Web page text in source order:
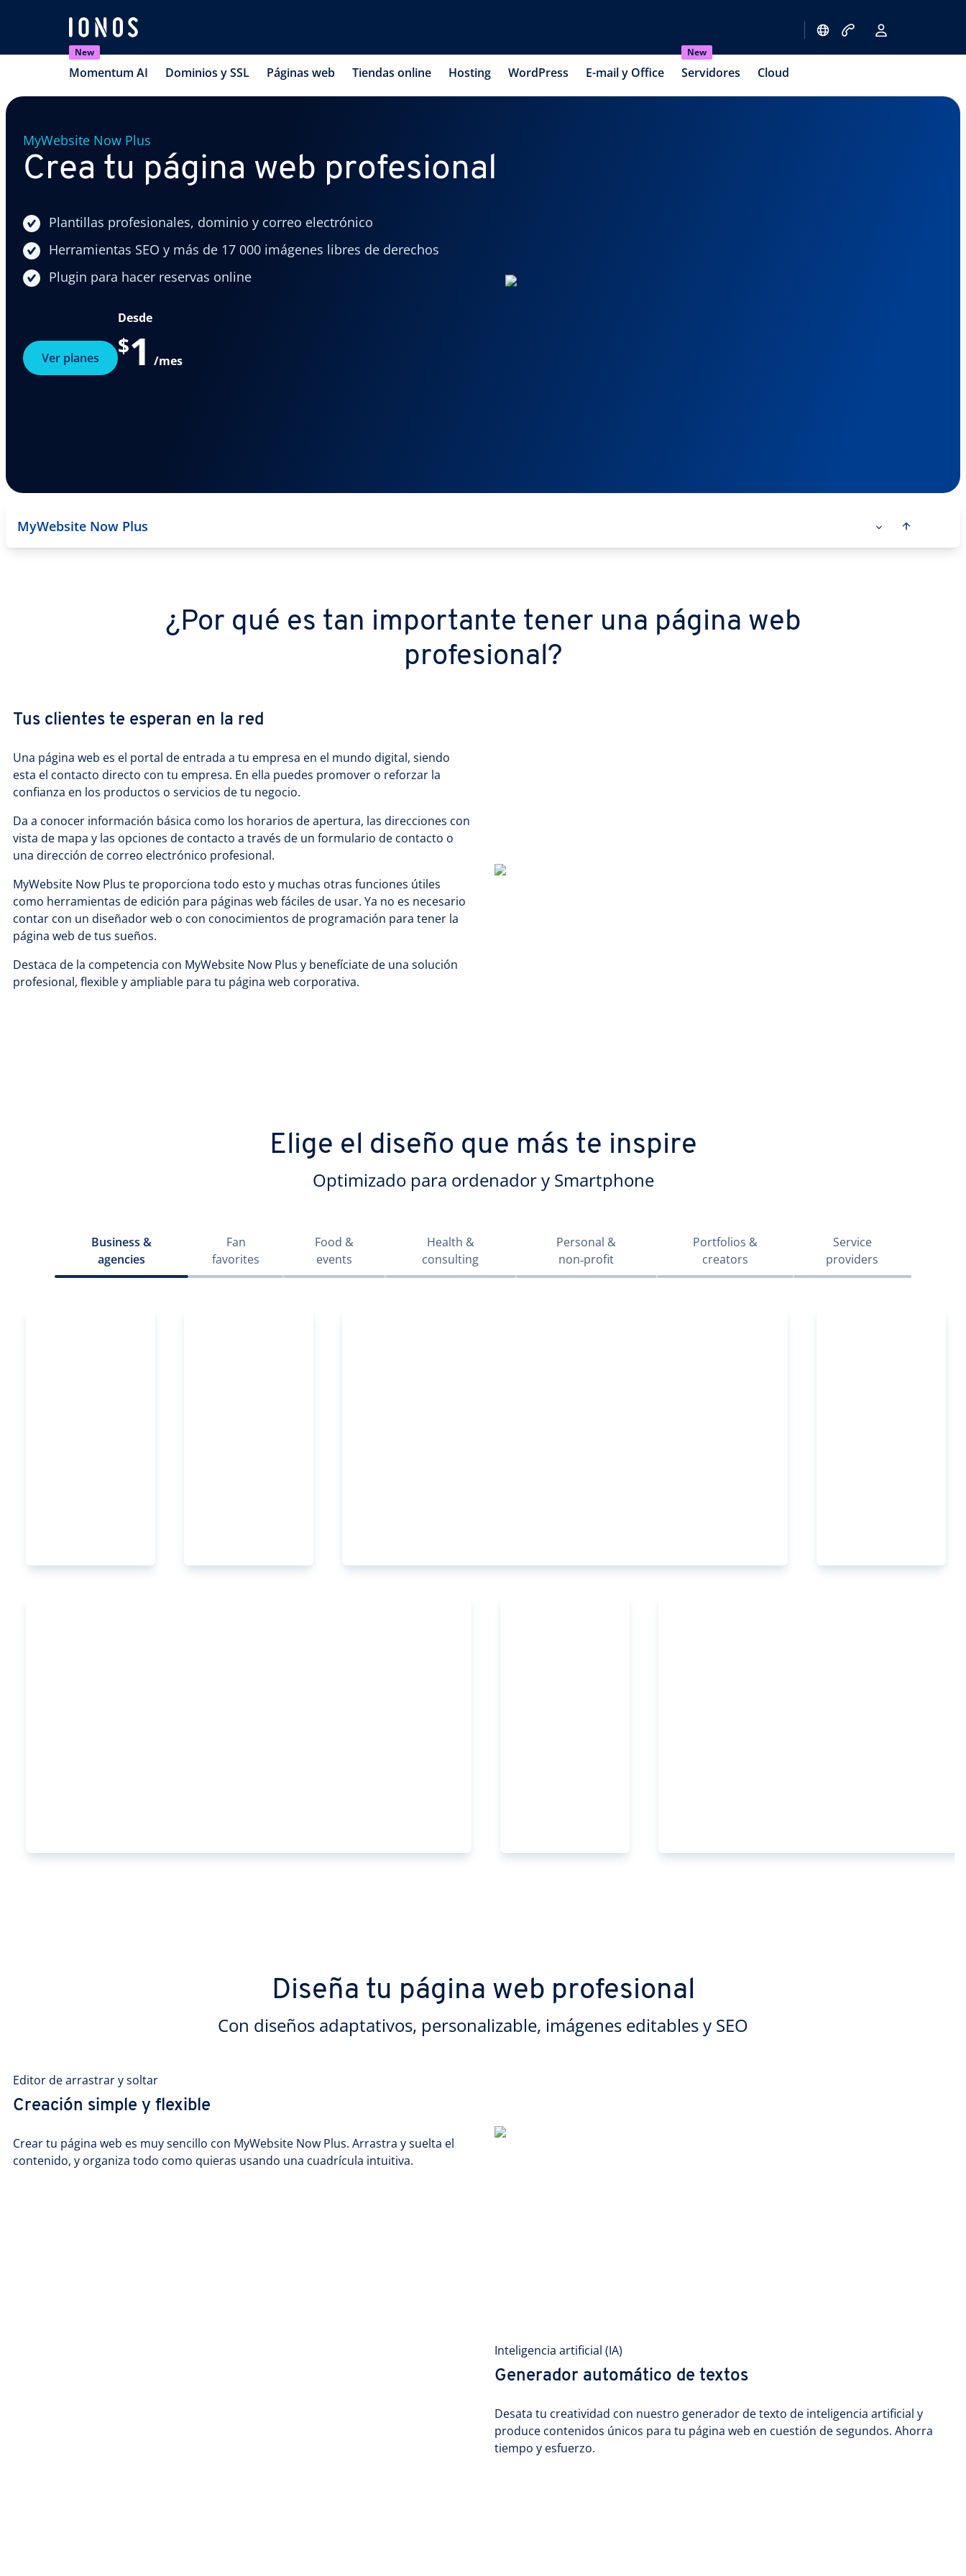
New
Momentum AI Dominios y SSL Páginas web Tiendas online Hosting WordPress E-mail y Office
New
Servidores Cloud
MyWebsite Now Plus
Crea tu página web profesional
Plantillas profesionales, dominio y correo electrónico
Herramientas SEO y más de 17 000 imágenes libres de derechos
Plugin para hacer reservas online
Desde
$1 /mes
Ver planes
MyWebsite Now Plus
¿Por qué es tan importante tener una página web
profesional?
Tus clientes te esperan en la red
Una página web es el portal de entrada a tu empresa en el mundo digital, siendo
esta el contacto directo con tu empresa. En ella puedes promover o reforzar la
confianza en los productos o servicios de tu negocio.
Da a conocer información básica como los horarios de apertura, las direcciones con
vista de mapa y las opciones de contacto a través de un formulario de contacto o
una dirección de correo electrónico profesional.
MyWebsite Now Plus te proporciona todo esto y muchas otras funciones útiles
como herramientas de edición para páginas web fáciles de usar. Ya no es necesario
contar con un diseñador web o con conocimientos de programación para tener la
página web de tus sueños.
Destaca de la competencia con MyWebsite Now Plus y benefíciate de una solución
profesional, flexible y ampliable para tu página web corporativa.
Elige el diseño que más te inspire
Optimizado para ordenador y Smartphone
Business &
agencies
Fan
favorites
Food &
events
Health &
consulting
Personal &
non‑profit
Portfolios &
creators
Service
providers
Diseña tu página web profesional
Con diseños adaptativos, personalizable, imágenes editables y SEO
Editor de arrastrar y soltar
Creación simple y flexible
Crear tu página web es muy sencillo con MyWebsite Now Plus. Arrastra y suelta el
contenido, y organiza todo como quieras usando una cuadrícula intuitiva.
Inteligencia artificial (IA)
Generador automático de textos
Desata tu creatividad con nuestro generador de texto de inteligencia artificial y
produce contenidos únicos para tu página web en cuestión de segundos. Ahorra
tiempo y esfuerzo.